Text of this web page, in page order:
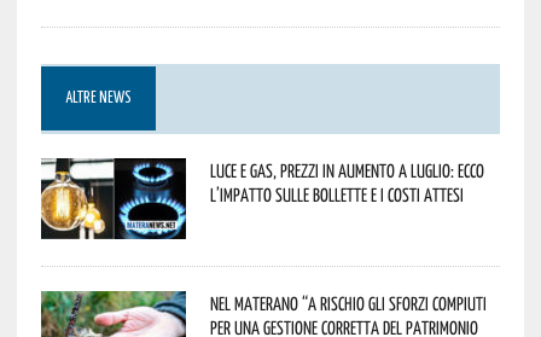
ALTRE NEWS
Luce e gas, prezzi in aumento a luglio: ecco
l’impatto sulle bollette e i costi attesi
Nel materano “a rischio gli sforzi compiuti
per una gestione corretta del patrimonio